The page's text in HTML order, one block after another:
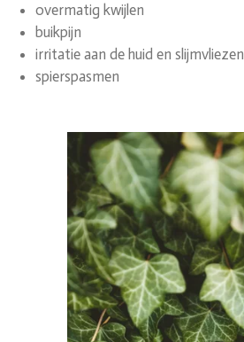
overmatig kwijlen
buikpijn
irritatie aan de huid en slijmvliezen
spierspasmen